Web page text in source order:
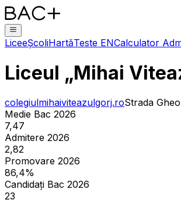
LiceeȘcoliHartăTeste ENCalculator
Liceul „Mihai
colegiulmihaiviteazulgorj.roStrada
Medie Bac 2026
7,47
Admitere 2026
2,82
Promovare 2026
86,4%
Candidați Bac 2026
23